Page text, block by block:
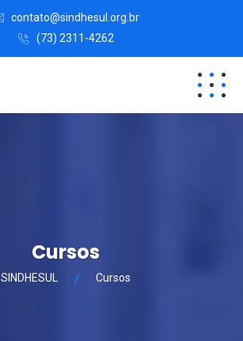
contato@sindhesul.org.br
(73) 2311-4262
Cursos
SINDHESUL Cursos